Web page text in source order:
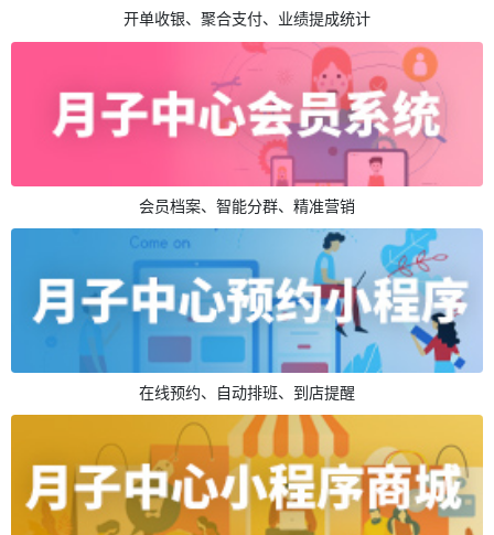
开单收银、聚合支付、业绩提成统计
会员档案、智能分群、精准营销
在线预约、自动排班、到店提醒